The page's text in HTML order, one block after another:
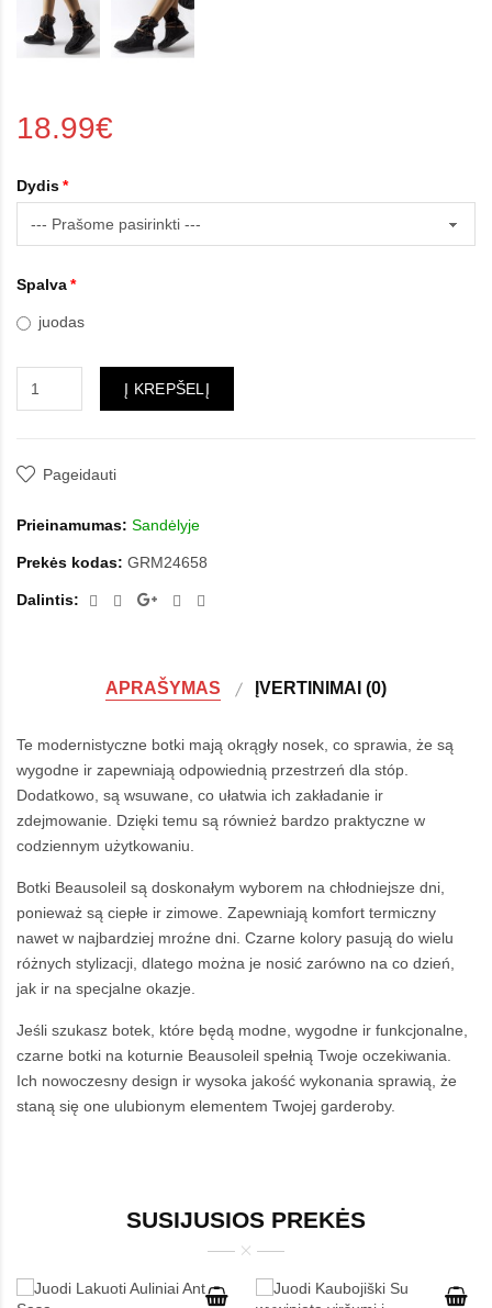
18.99€
Dydis
Spalva
juodas
Į KREPŠELĮ
Pageidauti
Prieinamumas: Sandėlyje
Prekės kodas: GRM24658
Dalintis:
APRAŠYMAS ĮVERTINIMAI (0)
Te modernistyczne botki mają okrągły nosek, co sprawia, że są
wygodne ir zapewniają odpowiednią przestrzeń dla stóp.
Dodatkowo, są wsuwane, co ułatwia ich zakładanie ir
zdejmowanie. Dzięki temu są również bardzo praktyczne w
codziennym użytkowaniu.
Botki Beausoleil są doskonałym wyborem na chłodniejsze dni,
ponieważ są ciepłe ir zimowe. Zapewniają komfort termiczny
nawet w najbardziej mroźne dni. Czarne kolory pasują do wielu
różnych stylizacji, dlatego można je nosić zarówno na co dzień,
jak ir na specjalne okazje.
Jeśli szukasz botek, które będą modne, wygodne ir funkcjonalne,
czarne botki na koturnie Beausoleil spełnią Twoje oczekiwania.
Ich nowoczesny design ir wysoka jakość wykonania sprawią, że
staną się one ulubionym elementem Twojej garderoby.
SUSIJUSIOS PREKĖS